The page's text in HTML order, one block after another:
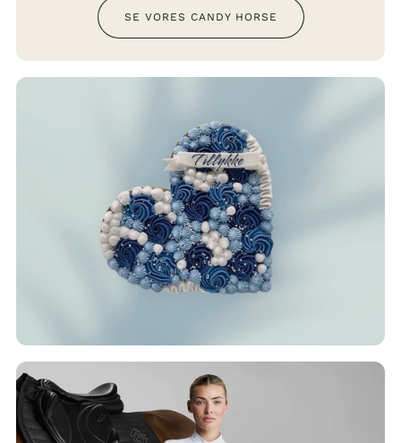
SE VORES CANDY HORSE